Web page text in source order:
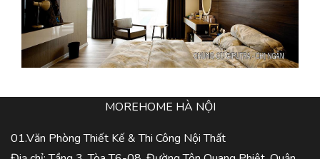
MOREHOME HÀ NỘI
01.Văn Phòng Thiết Kế & Thi Công Nội Thất